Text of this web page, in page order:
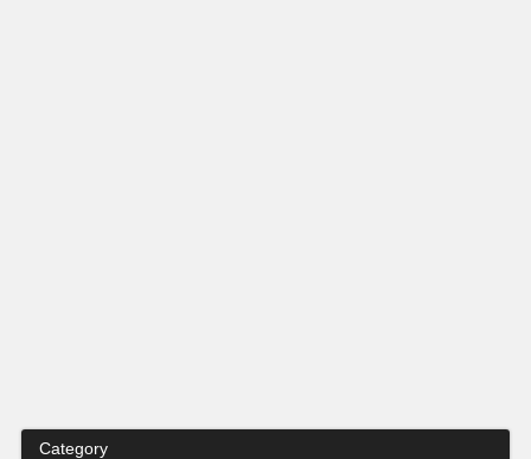
Category